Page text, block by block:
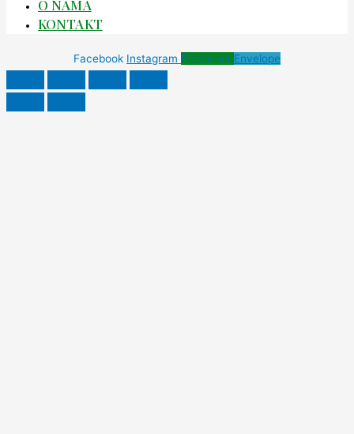
O NAMA
KONTAKT
Facebook Instagram Phone-alt Envelope